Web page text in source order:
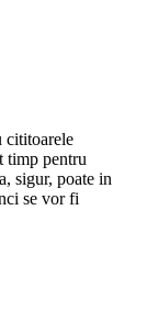
cititoarele
timp pentru
sigur, poate in
se vor fi